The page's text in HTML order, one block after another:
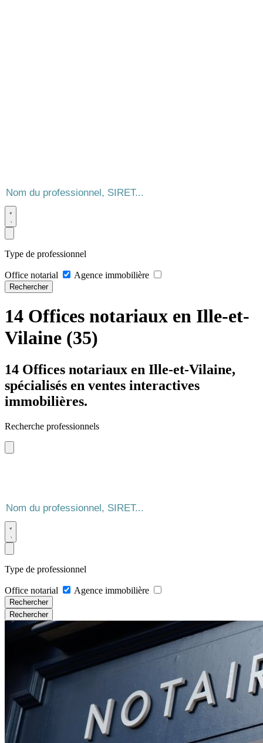
Type de professionnel
Office notarial Agence immobilière
Rechercher
14 Offices notariaux en Ille-et-
Vilaine (35)
14 Offices notariaux en Ille-et-Vilaine,
spécialisés en ventes interactives
immobilières.
Recherche professionnels
Type de professionnel
Office notarial Agence immobilière
Rechercher
Rechercher